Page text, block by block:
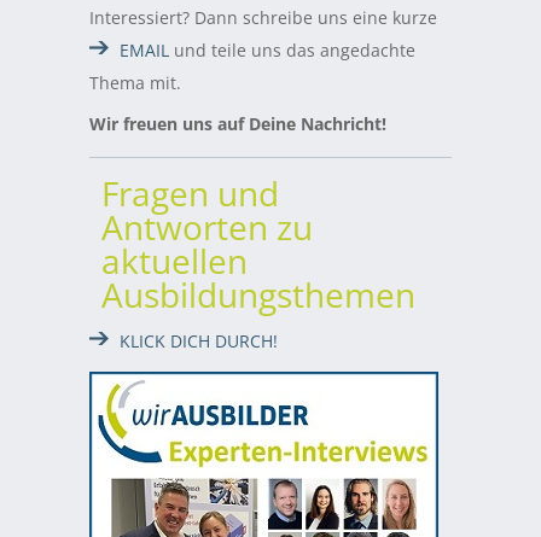
Interessiert? Dann schreibe uns eine kurze
EMAIL und teile uns das angedachte
Thema mit.
Wir freuen uns auf Deine Nachricht!
Fragen und
Antworten zu
aktuellen
Ausbildungsthemen
KLICK DICH DURCH!